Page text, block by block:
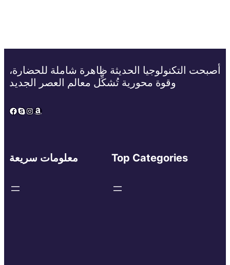
أصبحت التكنولوجيا الحديثة ظاهرة شاملة للحضارة،
وقوة محورية تُشكِّل معالم العصر الجديد
Facebook
Skype
Instagram
Amazon
معلومات سريعة Top Categories